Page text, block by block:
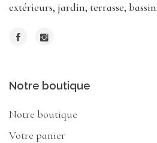
extérieurs, jardin, terrasse,
Notre boutique
Notre boutique
Votre panier